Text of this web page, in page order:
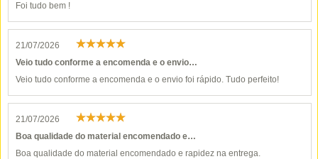
Foi tudo bem !
21/07/2026
Veio tudo conforme a encomenda e o envio…
Veio tudo conforme a encomenda e o envio foi rápido. Tudo perfeito!
21/07/2026
Boa qualidade do material encomendado e…
Boa qualidade do material encomendado e rapidez na entrega.